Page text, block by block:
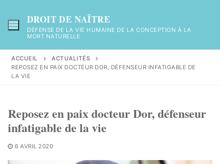
au
contenu
DROIT DE NAÎTRE
DÉFENSE DE LA VIE HUMAINE DE LA CONCEPTION À LA
MORT NATURELLE
ACCUEIL
ACTUALITÉS
REPOSEZ EN PAIX DOCTEUR DOR, DÉFENSEUR INFATIGABLE DE
LA VIE
Reposez en paix docteur Dor, défenseur
infatigable de la vie
6 AVRIL 2020